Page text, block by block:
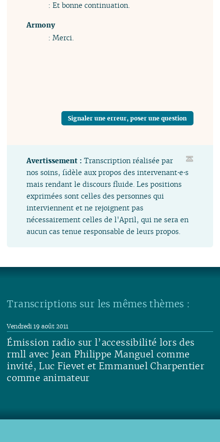
: Et bonne continuation.
Armony
: Merci.
Signaler une erreur, poser une question
Avertissement :Transcription réalisée par
nos soins, fidèle aux propos des intervenant⋅e⋅s
mais rendant le discours fluide. Les positions
exprimées sont celles des personnes qui
interviennent et ne rejoignent pas
nécessairement celles de l'April, qui ne sera en
aucun cas tenue responsable de leurs propos.
Transcriptions sur les mêmes thèmes :
Émission radio sur l’accessibilité lors des
rmll avec Jean Philippe Manguel comme
invité, Luc Fievet et Emmanuel Charpentier
comme animateur
Vendredi 19 août 2011